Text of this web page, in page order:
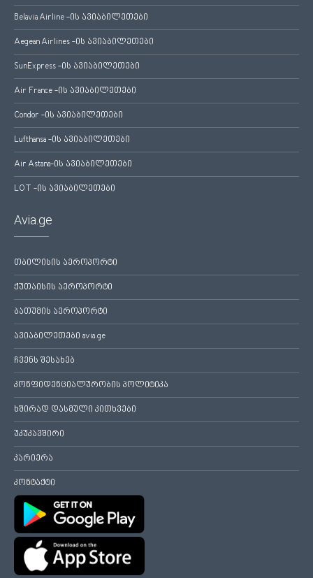
Belavia Airline -ის ავიაბილეთები
Aegean Airlines -ის ავიაბილეთები
SunExpress -ის ავიაბილეთები
Air France -ის ავიაბილეთები
Condor -ის ავიაბილეთები
Lufthansa -ის ავიაბილეთები
Air Astana-ის ავიაბილეთები
LOT -ის ავიაბილეთები
Avia.ge
თბილისის აეროპორტი
ქუთაისის აეროპორტი
ბათუმის აეროპორტი
ავიაბილეთები avia.ge
ჩვენს შესახებ
კონფიდენციალურობის პოლიტიკა
ხშირად დასმული კითხვები
უკუკავშირი
კარიერა
კონტაქტი